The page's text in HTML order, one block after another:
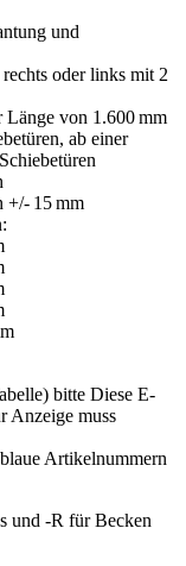
und
oder links mit 2
Länge von 1.600 mm
ab einer
+/- 15 mm
bitte Diese E-
Anzeige muss
Artikelnummern
und -R für Becken